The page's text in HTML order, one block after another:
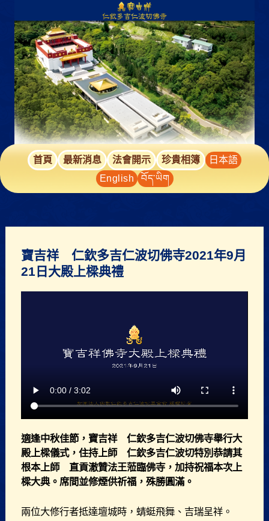
首頁 最新消息 法會開示 珍貴相簿
日本語
English
བོད་ཡིག
寶吉祥 仁欽多吉仁波切佛寺2021年9月
21日大殿上樑典禮
適逢中秋佳節，寶吉祥 仁欽多吉仁波切佛寺舉行大
殿上樑儀式，住持上師 仁欽多吉仁波切特別恭請其
根本上師 直貢澈贊法王蒞臨佛寺，加持祝福本次上
樑大典。席間並修煙供祈福，殊勝圓滿。
兩位大修行者抵達壇城時，蜻蜓飛舞、吉瑞呈祥。